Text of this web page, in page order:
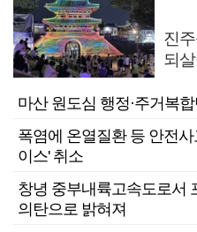
진
되
마산 원도심 행정·주거복
폭염에 온열질환 등 안전
이스' 취소
창녕 중부내륙고속도로서
의탄으로 밝혀져